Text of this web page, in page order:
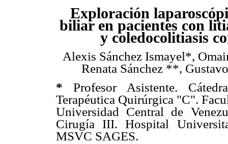
Exploración
biliar en pacientes con
y coledocolitiasis
Alexis Sánchez Ismayel*,
Renata Sánchez **,
* Profesor Asistente.
Terapéutica Quirúrgica "C".
Universidad Central de
Cirugía III. Hospital
MSVC SAGES.